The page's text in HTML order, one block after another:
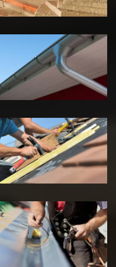
pose de
gouttière 39
Jura
Réparation de
toiture 39
Jura
Travaux de
zinguerie 39
Jura